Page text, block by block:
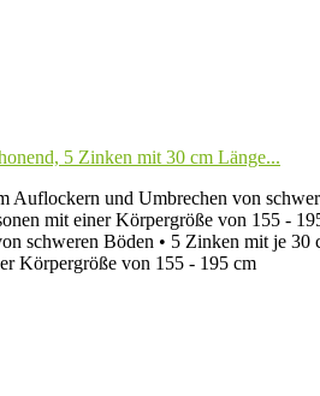
5 Zinken mit 30 cm Länge...
Auflockern und Umbrechen von
mit einer Körpergröße von 155 -
schweren Böden • 5 Zinken mit je 30
Körpergröße von 155 - 195 cm